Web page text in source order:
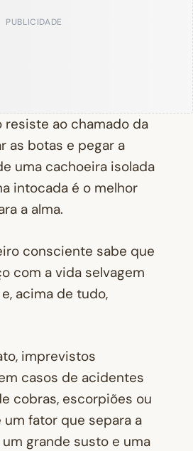
PUBLICIDADE
resiste ao chamado da
as botas e pegar a
uma cachoeira isolada
intocada é o melhor
a alma.
consciente sabe que
com a vida selvagem
acima de tudo,
imprevistos
casos de acidentes
cobras, escorpiões ou
um fator que separa a
grande susto e uma